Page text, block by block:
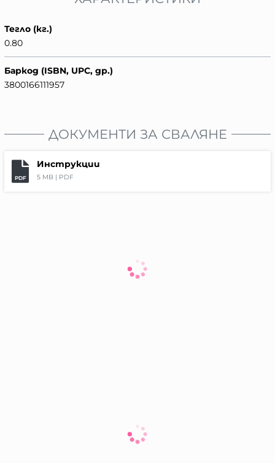
Тегло (кг.)
0.80
Баркод (ISBN, UPC, др.)
3800166111957
ДОКУМЕНТИ ЗА СВАЛЯНЕ
PDF
Инструкции
5 MB | PDF